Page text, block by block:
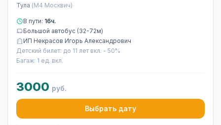
Тула (М4 Москвич)
В пути: 16ч.
Большой автобус (32-72м)
ИП Некрасов Игорь Александрович
Детский билет: до 11 лет вкл. - 50%
Багаж: 1 ед. вкл.
3000 руб.
Выбрать дату